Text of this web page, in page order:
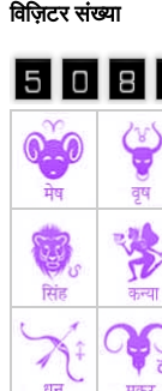
विज़िटर संख्या